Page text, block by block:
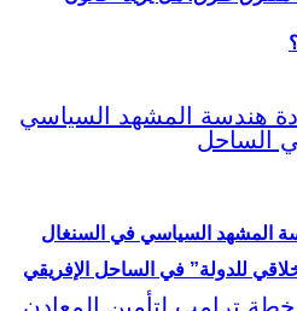
للدولة” في الساحل الإفريقي
المشهد السياسي في السنغال